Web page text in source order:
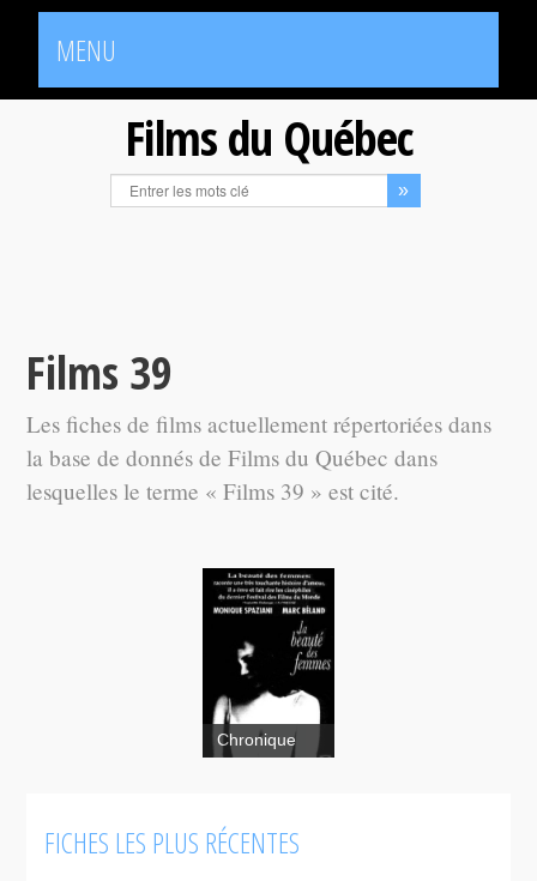
MENU
Films du Québec
Films 39
Les fiches de films actuellement répertoriées dans
la base de donnés de Films du Québec dans
lesquelles le terme « Films 39 » est cité.
La beauté
Chronique
FICHES LES PLUS RÉCENTES